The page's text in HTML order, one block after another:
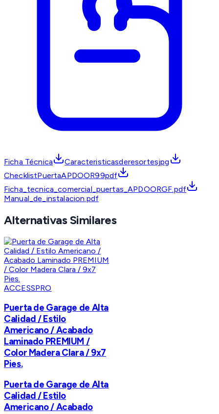
Ficha Técnica
Caracteristicasderesortesjpg
ChecklistPuertaAPDOOR99pdf
Ficha_tecnica_comercial_puertas_APDOORGF.pdf
Manual_de_instalacion.pdf
Alternativas Similares
ACCESSPRO
Puerta de Garage de Alta
Calidad / Estilo
Americano / Acabado
Laminado PREMIUM /
Color Madera Clara / 9x7
Pies.
Puerta de Garage de Alta
Calidad / Estilo
Americano / Acabado